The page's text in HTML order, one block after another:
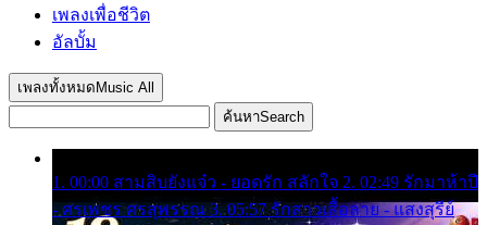
เพลงเพื่อชีวิต
อัลบั้ม
เพลงทั้งหมด Music All
ค้นหาSearch
1. 00:00 สามสิบยังแจ๋ว - ยอดรัก สลักใจ 2. 02:49 รักมาห้าปี
- ศรเพชร ศรสุพรรณ 3. 05:57 รักสาวเสื้อลาย - แสงสุรีย์